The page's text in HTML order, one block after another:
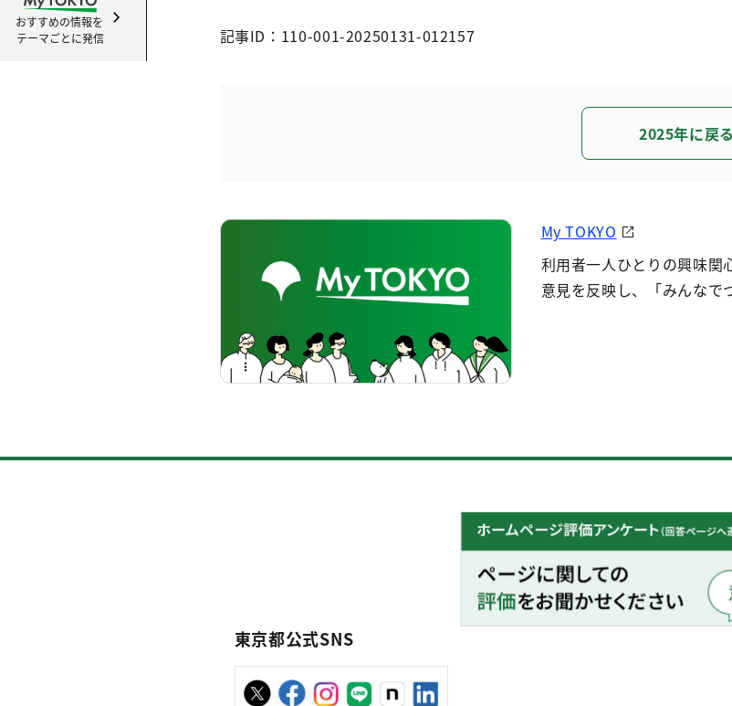
おすすめの情報を
テーマごとに発信
記事ID：110-001-20250131-012157
2025年に戻る
My TOKYO
利用者一人ひとりの興味関
意見を反映し、「みんなで
東京都公式SNS